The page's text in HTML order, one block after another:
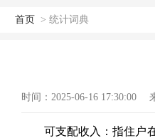
首页 > 统计词典
时间： 2025-06-16 17:30:00
可支配收入：指住户